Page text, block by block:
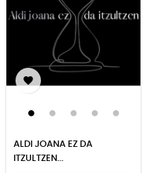

ALDI JOANA EZ DA
ITZULTZEN...